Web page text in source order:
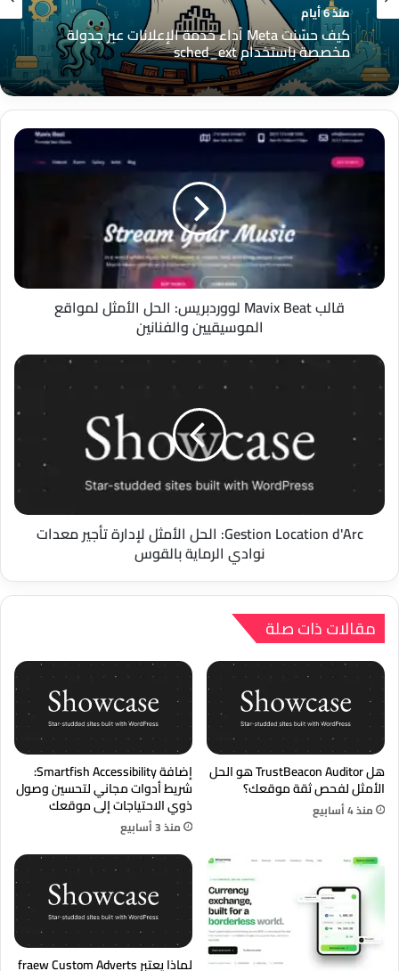
منذ 6 أيام
كيف حسّنت Meta أداء خدمة الإعلانات عبر جدولة
مخصصة باستخدام sched_ext
قالب
Mavix
Beat
لمواقع
الموسيقيين
والفنانين
قالب Mavix Beat لووردبريس: الحل الأمثل لمواقع
الموسيقيين والفنانين
Gestion
Location
الحل
الأمثل
معدات
نوادي
الرماية
Gestion Location d'Arc: الحل الأمثل لإدارة تأجير معدات
نوادي الرماية بالقوس
مقالات ذات صلة
هل TrustBeacon Auditor هو الحل
الأمثل لفحص ثقة موقعك؟
منذ 4 أسابيع
إضافة Smartfish Accessibility:
شريط أدوات مجاني لتحسين وصول
ذوي الاحتياجات إلى موقعك
منذ 3 أسابيع
لماذا يعتبر fraew Custom Adverts